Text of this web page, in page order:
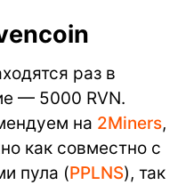
раз в
— 5000 RVN.
на 2Miners,
как совместно с
пула (PPLNS), так